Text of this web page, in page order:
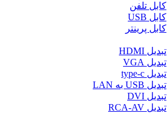
کابل تلفن
کابل USB
کابل پرینتر
تبدیل HDMI
تبدیل VGA
تبدیل type-c
تبدیل USB به LAN
تبدیل DVI
تبدیل RCA-AV